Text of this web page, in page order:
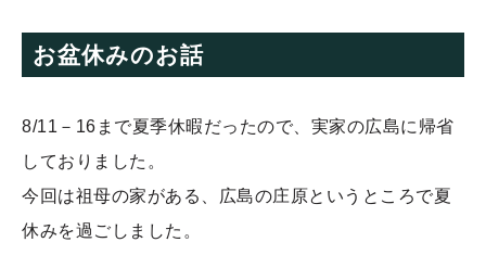
お盆休みのお話
8/11－16まで夏季休暇だったので、実家の広島に帰省
しておりました。
今回は祖母の家がある、広島の庄原というところで夏
休みを過ごしました。